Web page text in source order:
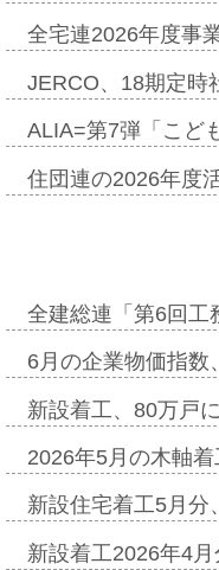
全宅連2026年度事
JERCO、18期定
ALIA=第7弾「こど
住団連の2026年度
全建総連「第6回
6月の企業物価指
新設着工、80万戸
2026年5月の木軸
新設住宅着工5月
新設着工2026年4